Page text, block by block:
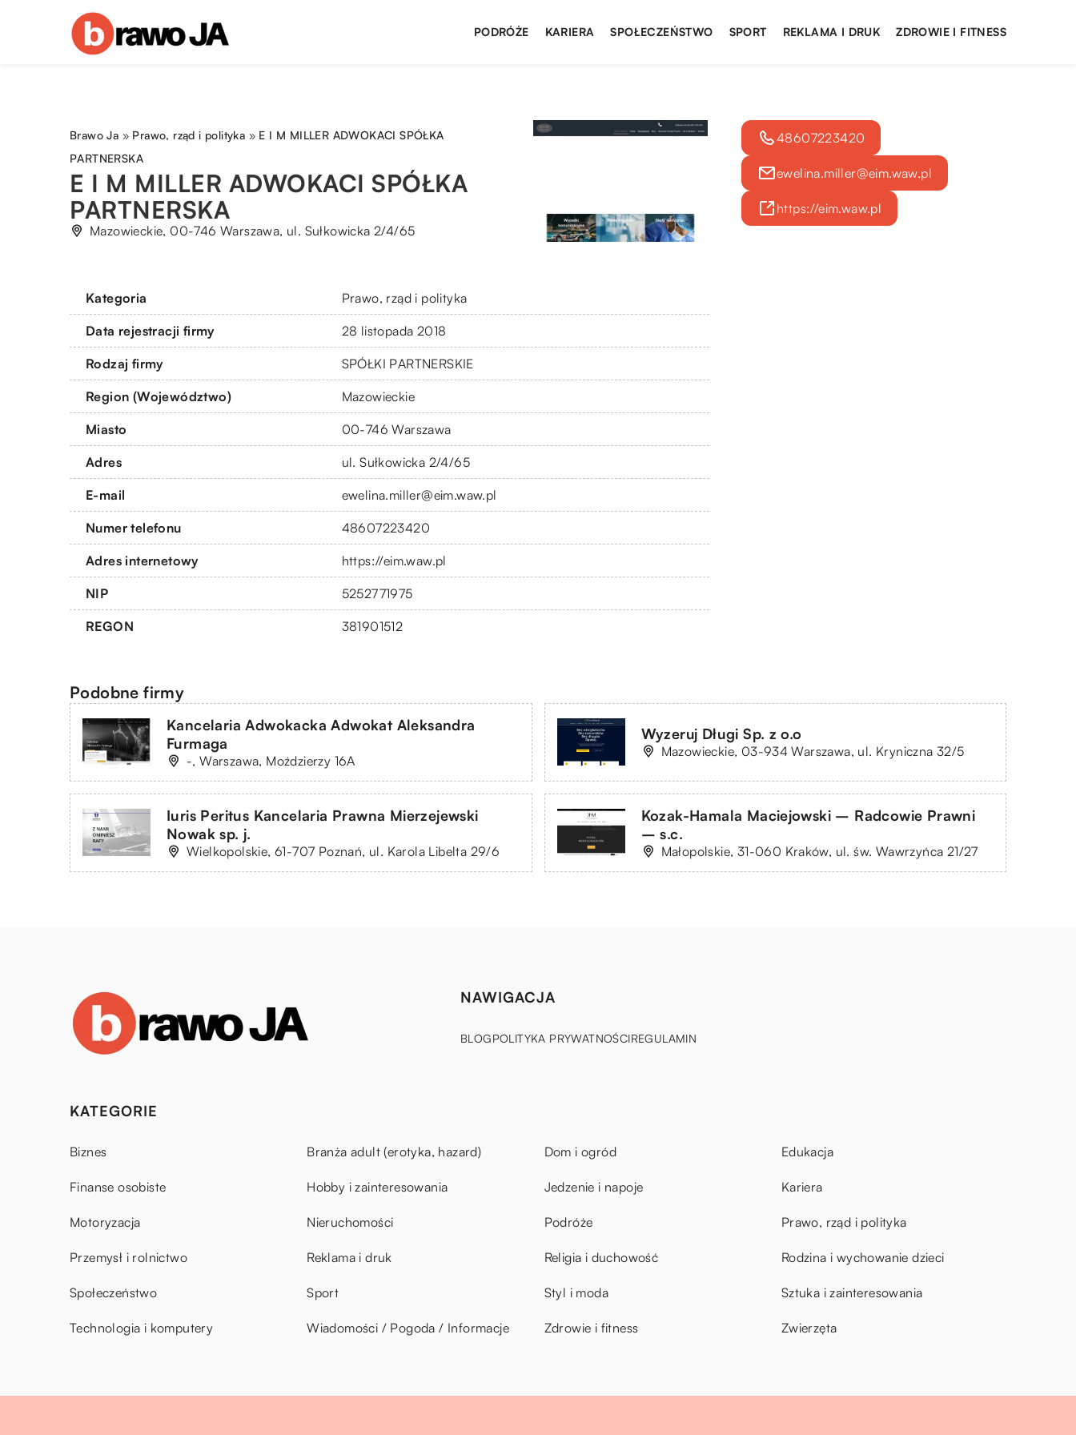
PODRÓŻE KARIERA SPOŁECZEŃSTWO SPORT REKLAMA I DRUK ZDROWIE I FITNESS
Brawo Ja » Prawo, rząd i polityka » E I M MILLER ADWOKACI SPÓŁKA
PARTNERSKA
E I M MILLER ADWOKACI SPÓŁKA
PARTNERSKA
Mazowieckie, 00-746 Warszawa, ul. Sułkowicka 2/4/65
Kategoria Prawo, rząd i polityka
Data rejestracji firmy 28 listopada 2018
Rodzaj firmy SPÓŁKI PARTNERSKIE
Region (Województwo) Mazowieckie
Miasto 00-746 Warszawa
Adres ul. Sułkowicka 2/4/65
E-mail ewelina.miller@eim.waw.pl
Numer telefonu 48607223420
Adres internetowy https://eim.waw.pl
NIP 5252771975
REGON 381901512
48607223420
ewelina.miller@eim.waw.pl
https://eim.waw.pl
Podobne firmy
Kancelaria Adwokacka Adwokat Aleksandra
Furmaga
-, Warszawa, Moździerzy 16A
Wyzeruj Długi Sp. z o.o
Mazowieckie, 03-934 Warszawa, ul. Kryniczna 32/5
Iuris Peritus Kancelaria Prawna Mierzejewski
Nowak sp. j.
Wielkopolskie, 61-707 Poznań, ul. Karola Libelta 29/6
Kozak-Hamala Maciejowski – Radcowie Prawni
– s.c.
Małopolskie, 31-060 Kraków, ul. św. Wawrzyńca 21/27
NAWIGACJA
BLOGPOLITYKA PRYWATNOŚCIREGULAMIN
KATEGORIE
Biznes Branża adult (erotyka, hazard) Dom i ogród Edukacja
Finanse osobiste Hobby i zainteresowania Jedzenie i napoje Kariera
Motoryzacja Nieruchomości Podróże Prawo, rząd i polityka
Przemysł i rolnictwo Reklama i druk Religia i duchowość Rodzina i wychowanie dzieci
Społeczeństwo Sport Styl i moda Sztuka i zainteresowania
Technologia i komputery Wiadomości / Pogoda / Informacje Zdrowie i fitness Zwierzęta